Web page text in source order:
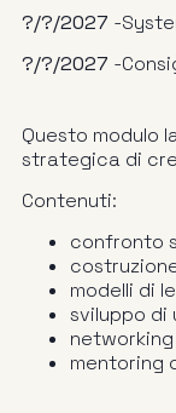
?/?/2027 -
?/?/2027 -
Questo modulo
strategica di
Contenuti:
confronto
modelli di
sviluppo di
mentoring